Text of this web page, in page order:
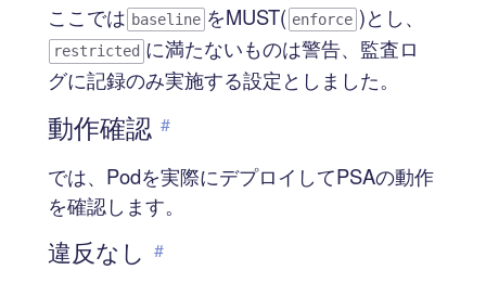
ここでは baseline をMUST( enforce )とし、
restricted に満たないものは警告、監査ロ
グに記録のみ実施する設定としました。
動作確認 #
では、Podを実際にデプロイしてPSAの動作
を確認します。
違反なし #